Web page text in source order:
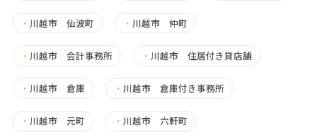
・ 川越市 仙波町 ・ 川越市 仲町
・ 川越市 会計事務所 ・ 川越市 住居付き貸店舗
・ 川越市 倉庫 ・ 川越市 倉庫付き事務所
・ 川越市 元町 ・ 川越市 六軒町